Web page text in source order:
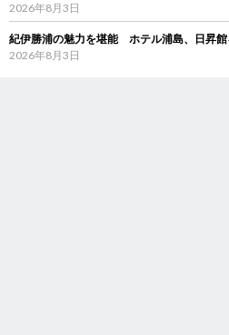
2026年8月3日
紀伊勝浦の魅力を堪能 ホテル浦島、日昇館
2026年8月3日